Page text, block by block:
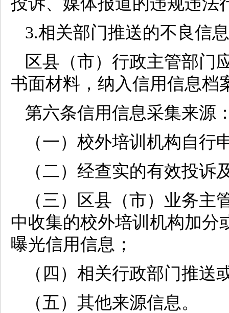
3.相关部门推送的不良信
区县（市）行政主管部门
书面材料，纳入信用信息档
第六条信用信息采集来源
（一）校外培训机构自行
（二）经查实的有效投诉
（三）区县（市）业务
中收集的校外培训机构加分
曝光信用信息；
（四）相关行政部门推
（五）其他来源信息。